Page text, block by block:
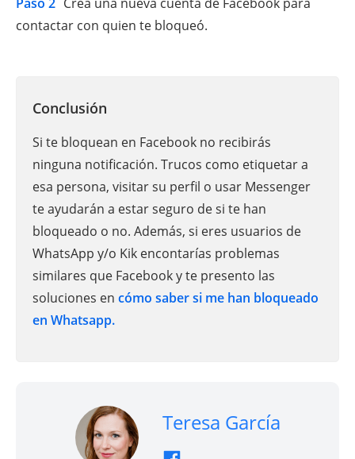
contactar con quien te bloqueó.
Conclusión
Si te bloquean en Facebook no recibirás
ninguna notificación. Trucos como etiquetar a
esa persona, visitar su perfil o usar Messenger
te ayudarán a estar seguro de si te han
bloqueado o no. Además, si eres usuarios de
WhatsApp y/o Kik encontarías problemas
similares que Facebook y te presento las
soluciones en cómo saber si me han bloqueado
en Whatsapp.
Teresa García